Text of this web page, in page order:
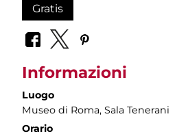
Gratis
Informazioni
Luogo
Museo di Roma, Sala Tenerani
Orario